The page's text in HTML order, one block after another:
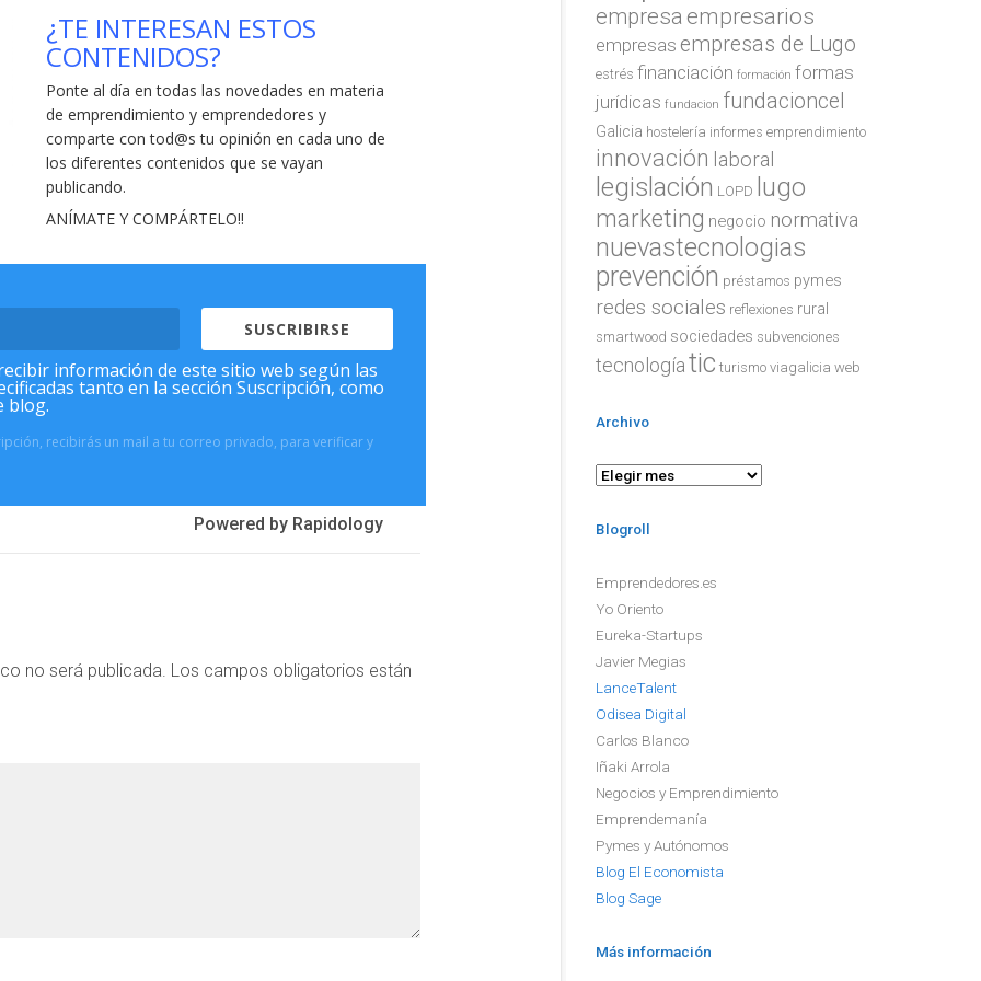
trabajos verticales y cómo prevenirlos - 31/01/2019
para entender las ayudas para autónomos
convocatoria abierta en Galicia - 14/01/2019
preventiva aplicando la robótica - 04/12/2018
¿TE INTERESAN ESTOS
CONTENIDOS?
Ponte al día en todas las novedades en materia
de emprendimiento y emprendedoresy
comparte con tod@s tu opinión en cada uno de
los diferentes contenidos que se vayan
publicando.
ANÍMATE Y COMPÁRTELO!!
SUSCRIBIRSE
información de este sitio web según las
tanto en la sección Suscripción, como
blog.
recibirás un mail a tu correo privado, para verificar y
Powered by Rapidology
no será publicada. Los campos obligatorios están
empresaempresarios
empresas empresas de Lugo
estrés financiación formación formas
jurídicas fundacion fundacioncel
Galicia hostelería informes emprendimiento
innovación laboral
legislación LOPD lugo
marketing negocio normativa
nuevastecnologias
prevención préstamos pymes
redes sociales reflexiones rural
smartwood sociedades subvenciones
tecnologíatic turismo viagalicia web
Archivo
Archivo
Blogroll
Emprendedores.es
Yo Oriento
Eureka-Startups
Javier Megias
LanceTalent
Odisea Digital
Carlos Blanco
Iñaki Arrola
Negocios y Emprendimiento
Emprendemanía
Pymes y Autónomos
Blog El Economista
Blog Sage
Más información